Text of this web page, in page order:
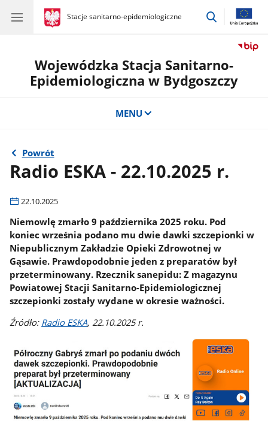
gov.pl
Stacje sanitarno-epidemiologiczne
gov.pl
Stacje
przejdź
Wojewódzka Stacja Sanitarno-
Epidemiologiczna w Bydgoszczy
MENU
Powrót
Radio ESKA - 22.10.2025 r.
22.10.2025
Niemowlę zmarło 9 października 2025 roku. Pod
koniec września podano mu dwie dawki szczepionki w
Niepublicznym Zakładzie Opieki Zdrowotnej w
Gąsawie. Prawdopodobnie jeden z preparatów był
przeterminowany. Rzecznik sanepidu: Z magazynu
Powiatowej Stacji Sanitarno-Epidemiologicznej
szczepionki zostały wydane w okresie ważności.
Źródło: Radio ESKA, 22.10.2025 r.